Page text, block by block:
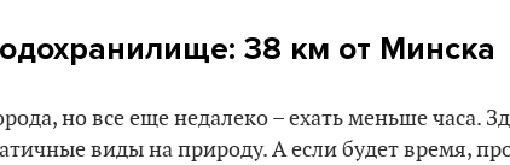
38 км от Минска
но все еще недалеко – ехать меньше часа.
виды на природу. А если будет время,